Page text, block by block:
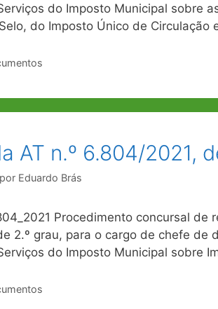
do Imposto Municipal sobre
do Imposto Único de Circulação
AT n.º 6.804/2021,
por Eduardo Brás
Procedimento concursal
2.º grau, para o cargo de chefe de
do Imposto Municipal sobre